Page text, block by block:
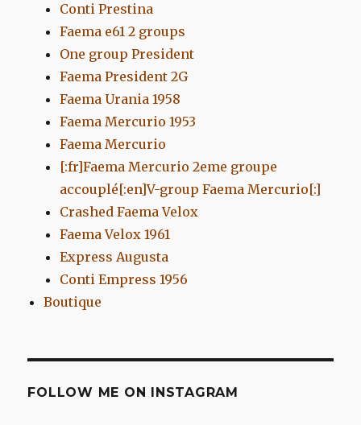
Conti Prestina
Faema e61 2 groups
One group President
Faema President 2G
Faema Urania 1958
Faema Mercurio 1953
Faema Mercurio
[:fr]Faema Mercurio 2eme groupe
accouplé[:en]V-group Faema Mercurio[:]
Crashed Faema Velox
Faema Velox 1961
Express Augusta
Conti Empress 1956
Boutique
FOLLOW ME ON INSTAGRAM